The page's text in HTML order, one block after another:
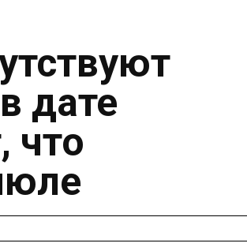
дате
что